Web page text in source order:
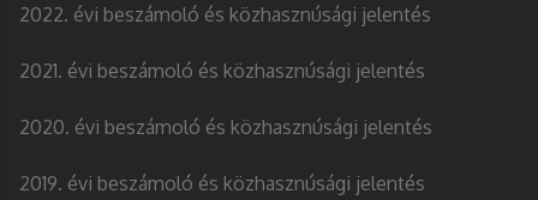
2022. évi beszámoló és közhasznúsági jelentés
2021. évi beszámoló és közhasznúsági jelentés
2020. évi beszámoló és közhasznúsági jelentés
2019. évi beszámoló és közhasznúsági jelentés